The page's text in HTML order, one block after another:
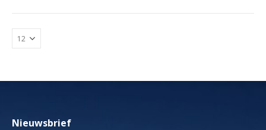
Deze
optie
worden
worden
Nieuwsbrief